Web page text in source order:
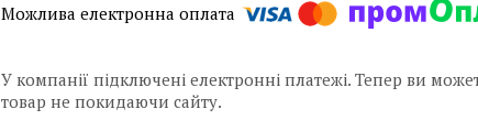
У компанії підключені електронні платежі. Тепер ви
товар не покидаючи сайту.